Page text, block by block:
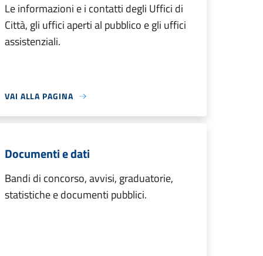
Le informazioni e i contatti degli Uffici di
Città, gli uffici aperti al pubblico e gli uffici
assistenziali.
VAI ALLA PAGINA
Documenti e dati
Bandi di concorso, avvisi, graduatorie,
statistiche e documenti pubblici.